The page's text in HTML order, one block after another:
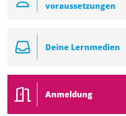
voraussetzungen
Deine Lernmedien
Anmeldung